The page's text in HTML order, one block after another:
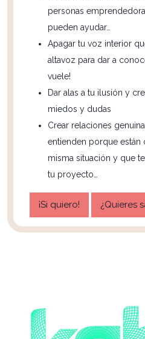
personas
pueden ayudar…
Apagar tu voz interior
altavoz para dar a
vuele!
Dar alas a tu ilusión y
miedos y dudas
Crear relaciones
entienden porque están
misma situación y que
tu proyecto…
¡Si quiero! ¿Quieres